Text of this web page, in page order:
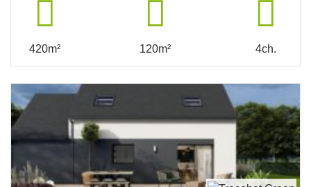
420m² 120m² 4ch.